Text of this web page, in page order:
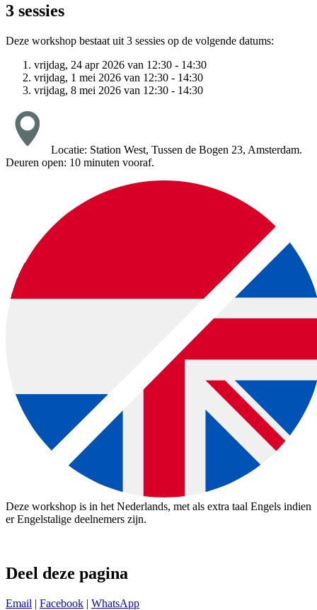
3 sessies
Deze workshop bestaat uit 3 sessies op de volgende datums:
vrijdag, 24 apr 2026 van 12:30 - 14:30
vrijdag, 1 mei 2026 van 12:30 - 14:30
vrijdag, 8 mei 2026 van 12:30 - 14:30
Locatie: Station West, Tussen de Bogen 23, Amsterdam.
Deuren open: 10 minuten vooraf.
Deze workshop is in het Nederlands, met als extra taal Engels indien
er Engelstalige deelnemers zijn.
Deel deze pagina
Email | Facebook | WhatsApp